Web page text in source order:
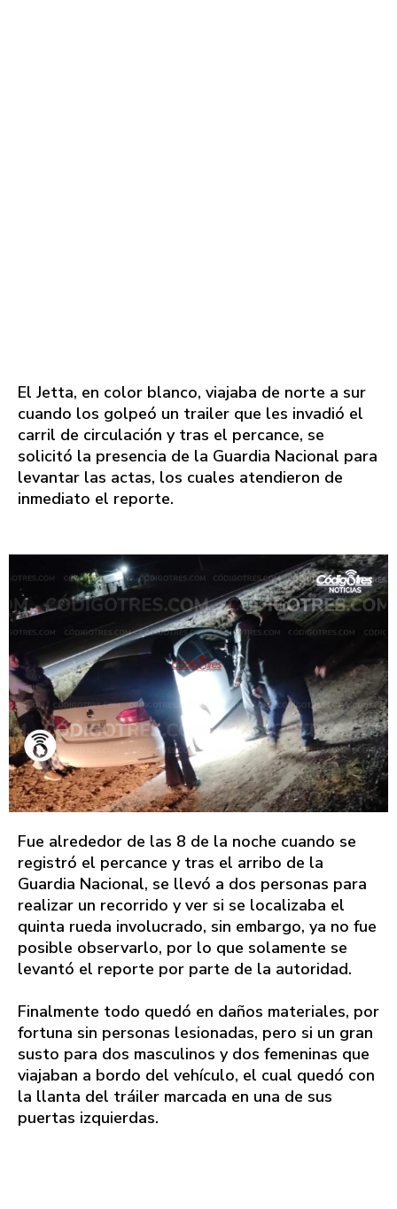
El Jetta, en color blanco, viajaba de norte a sur
cuando los golpeó un trailer que les invadió el
carril de circulación y tras el percance, se
solicitó la presencia de la Guardia Nacional para
levantar las actas, los cuales atendieron de
inmediato el reporte.
Fue alrededor de las 8 de la noche cuando se
registró el percance y tras el arribo de la
Guardia Nacional, se llevó a dos personas para
realizar un recorrido y ver si se localizaba el
quinta rueda involucrado, sin embargo, ya no fue
posible observarlo, por lo que solamente se
levantó el reporte por parte de la autoridad.
Finalmente todo quedó en daños materiales, por
fortuna sin personas lesionadas, pero si un gran
susto para dos masculinos y dos femeninas que
viajaban a bordo del vehículo, el cual quedó con
la llanta del tráiler marcada en una de sus
puertas izquierdas.